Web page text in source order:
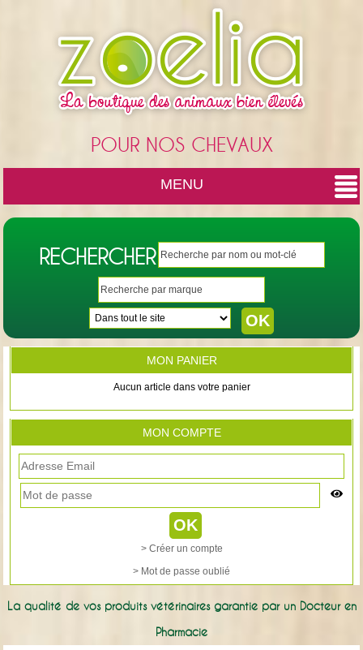
POUR NOS CHEVAUX
MENU
RECHERCHER
MON PANIER
Aucun article dans votre panier
MON COMPTE
> Créer un compte
> Mot de passe oublié
La qualité de vos produits vétérinaires garantie par un Docteur en
Pharmacie